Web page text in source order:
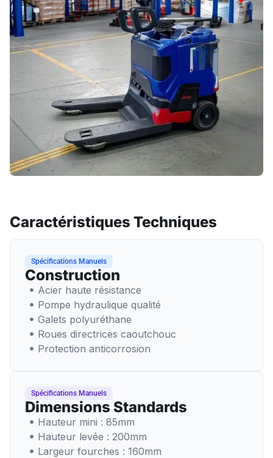
Caractéristiques Techniques
Spécifications Manuels
Construction
Acier haute résistance
Pompe hydraulique qualité
Galets polyuréthane
Roues directrices caoutchouc
Protection anticorrosion
Spécifications Manuels
Dimensions Standards
Hauteur mini : 85mm
Hauteur levée : 200mm
Largeur fourches : 160mm